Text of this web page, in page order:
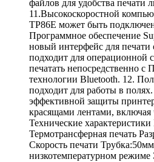
файлов для удобства печати
11.Высокоскоростной
TP86E может быть
Программное обеспечение
новый интерфейс для
подходит для операционной
печатать непосредственно
технологии Bluetooth. 12.
подходит для работы в
эффективной защиты
красящами лентами,
Технические
Термотрансферная печать
Скорость печати
низкотемпературном режиме